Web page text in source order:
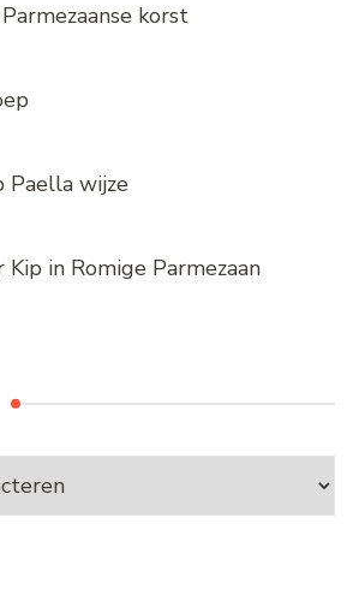
korst
Paella wijze
in Romige Parmezaan